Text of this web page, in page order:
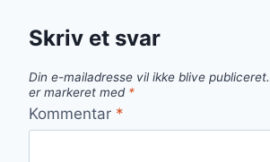
Skriv et svar
Din e-mailadresse vil ikke blive publiceret.
er markeret med *
Kommentar *